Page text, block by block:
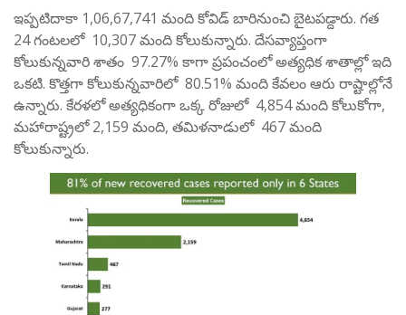
ఇప్పటిదాకా 1,06,67,741 మంది కోవిడ్ బారినుంచి బైటపడ్దారు. గత
24 గంటలలో 10,307 మంది కోలుకున్నారు. దేసవ్యాప్తంగా
కోలుకున్నవారి శాతం 97.27% కాగా ప్రపంచంలో అత్యధిక శాతాల్లో ఇది
ఒకటి. కొత్తగా కోలుకున్నవారిలో 80.51% మంది కేవలం ఆరు రాష్టాల్లోనే
ఉన్నారు. కేరళలో అత్యధికంగా ఒక్క రోజులో 4,854 మంది కోలుకోగా,
మహారాష్ట్రలో 2,159 మంది, తమిళనాడులో 467 మంది
కోలుకున్నారు.